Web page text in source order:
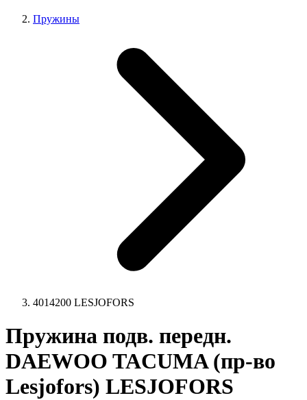
Пружины
4014200 LESJOFORS
Пружина подв. передн.
DAEWOO TACUMA (пр-во
Lesjofors) LESJOFORS